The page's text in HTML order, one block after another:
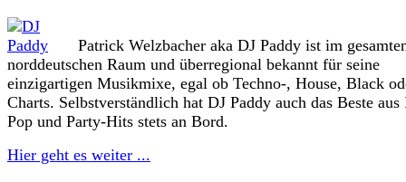
Patrick Welzbacher aka DJ Paddy ist im
norddeutschen Raum und überregional bekannt für seine
einzigartigen Musikmixe, egal ob Techno-, House, Black
Charts. Selbstverständlich hat DJ Paddy auch das Beste aus
Pop und Party-Hits stets an Bord.
Hier geht es weiter ...